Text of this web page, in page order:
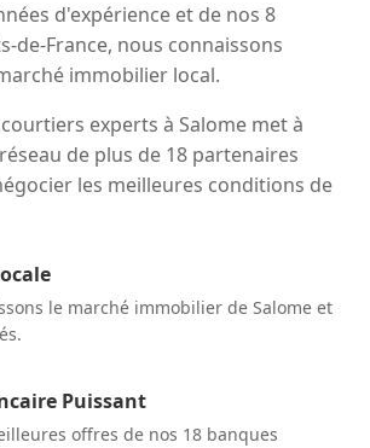
d'expérience et de nos 8
de-France, nous connaissons
immobilier local.
experts à Salome met à
de plus de 18 partenaires
les meilleures conditions de
le marché immobilier de Salome et
Puissant
offres de nos 18 banques